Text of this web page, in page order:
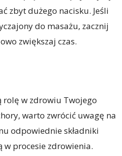
zbyt dużego nacisku. Jeśli
do masażu, zacznij
zwiększaj czas.
rolę w zdrowiu Twojego
warto zwrócić uwagę na
odpowiednie składniki
w procesie zdrowienia.